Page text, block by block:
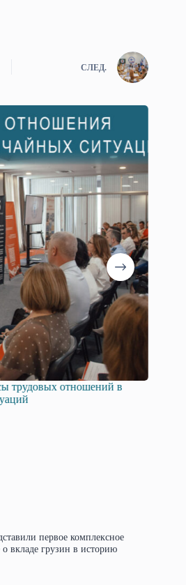
СЛЕД.
трудовых отношений в
первое комплексное
о вкладе грузин в историю